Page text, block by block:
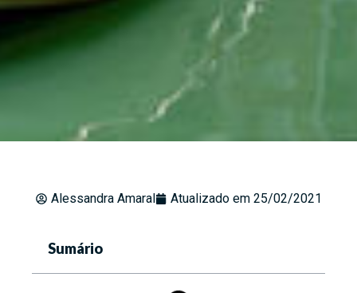
Alessandra Amaral Atualizado em 25/02/2021
Sumário